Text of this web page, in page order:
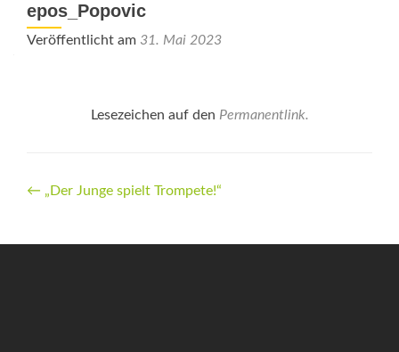
epos_Popovic
Veröffentlicht am 31. Mai 2023
Lesezeichen auf den Permanentlink.
Beitrags-
← „Der Junge spielt ­Trompete!“